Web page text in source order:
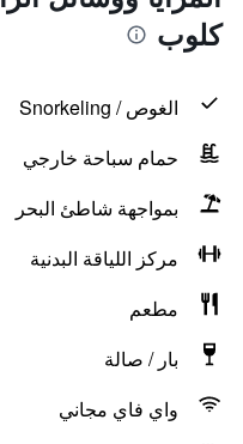
كلوب
الغوص / Snorkeling
حمام سباحة خارجي
بمواجهة شاطئ البحر
مركز اللياقة البدنية
مطعم
بار / صالة
واي فاي مجاني